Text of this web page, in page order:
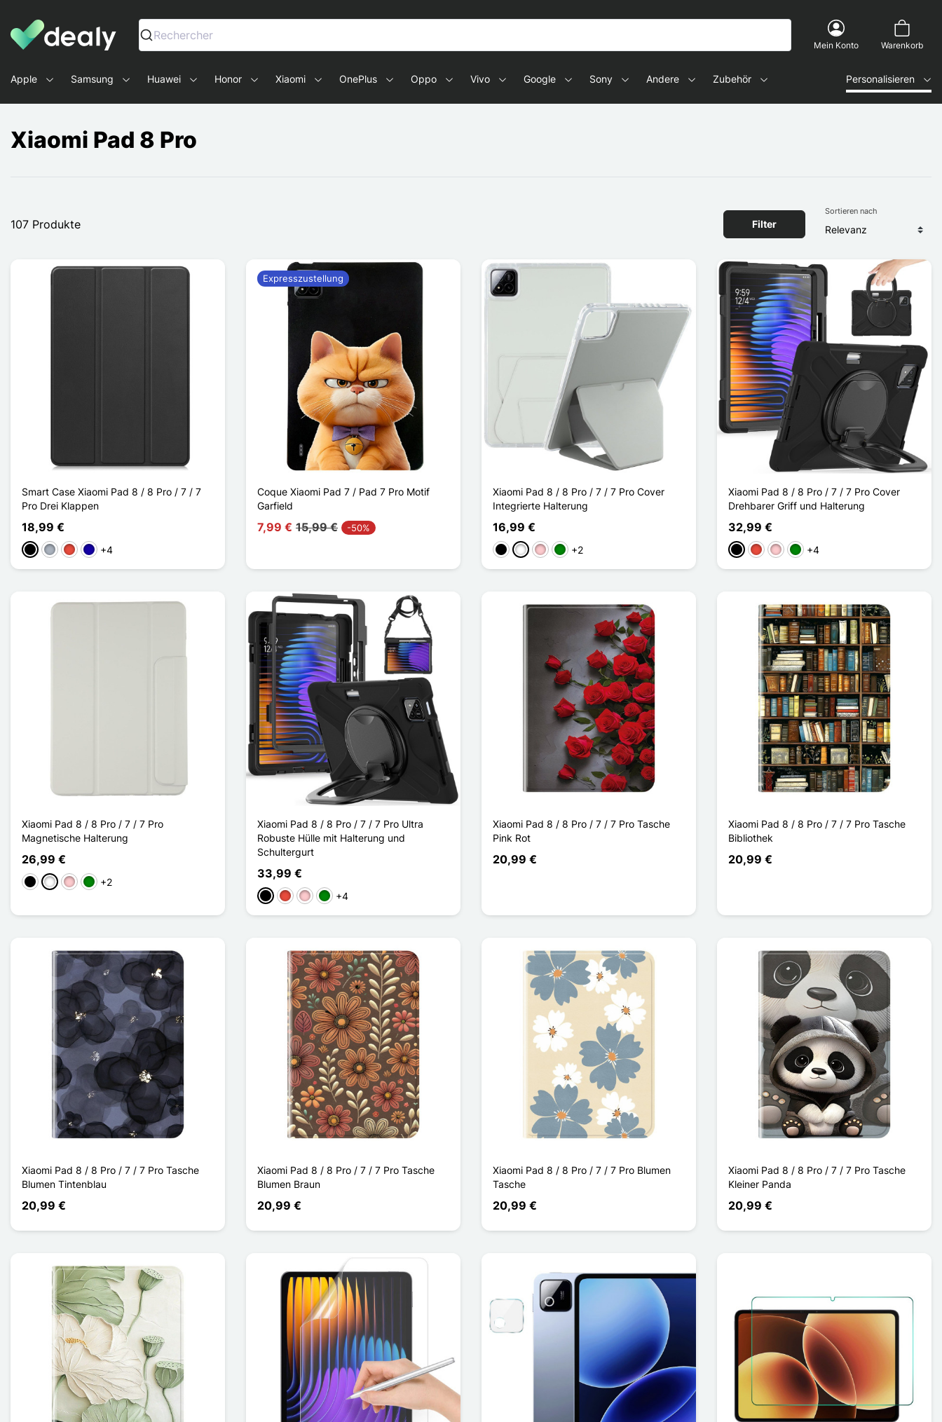
Dealy - Hüllen und Zubehör für Smartphones und Tablets
Rechercher
Mein Konto Warenkorb
Apple Samsung Huawei Honor Xiaomi OnePlus Oppo Vivo Google Sony Andere Zubehör Personalisieren
Xiaomi Pad 8 Pro
107 Produkte Filter
Sortieren nach
Smart Case Xiaomi Pad 8 / 8 Pro / 7 / 7
Pro Drei Klappen
18,99 €
Schwarz
GrauRot Dunkelblau
+4
Coque Xiaomi Pad 7 / Pad 7 Pro Motif
Garfield
7,99 € 15,99 € -50%
Expresszustellung
Xiaomi Pad 8 / 8 Pro / 7 / 7 Pro Cover
Integrierte Halterung
16,99 €
Schwarz
WeißPinkGrün+2
Xiaomi Pad 8 / 8 Pro / 7 / 7 Pro Cover
Drehbarer Griff und Halterung
32,99 €
Schwarz
Rot PinkGrün+4
Xiaomi Pad 8 / 8 Pro / 7 / 7 Pro
Magnetische Halterung
26,99 €
Schwarz
WeißPinkGrün+2
Xiaomi Pad 8 / 8 Pro / 7 / 7 Pro Ultra
Robuste Hülle mit Halterung und
Schultergurt
33,99 €
Schwarz
Rot PinkGrün+4
Xiaomi Pad 8 / 8 Pro / 7 / 7 Pro Tasche
Pink Rot
20,99 €
Xiaomi Pad 8 / 8 Pro / 7 / 7 Pro Tasche
Bibliothek
20,99 €
Xiaomi Pad 8 / 8 Pro / 7 / 7 Pro Tasche
Blumen Tintenblau
20,99 €
Xiaomi Pad 8 / 8 Pro / 7 / 7 Pro Tasche
Blumen Braun
20,99 €
Xiaomi Pad 8 / 8 Pro / 7 / 7 Pro Blumen
Tasche
20,99 €
Xiaomi Pad 8 / 8 Pro / 7 / 7 Pro Tasche
Kleiner Panda
20,99 €